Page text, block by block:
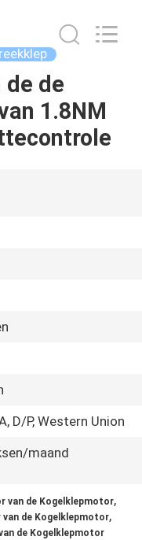
de
1.8NM
D/P, Western Union
maand
van de Kogelklepmotor,
van de Kogelklepmotor,
de Kogelklepmotor